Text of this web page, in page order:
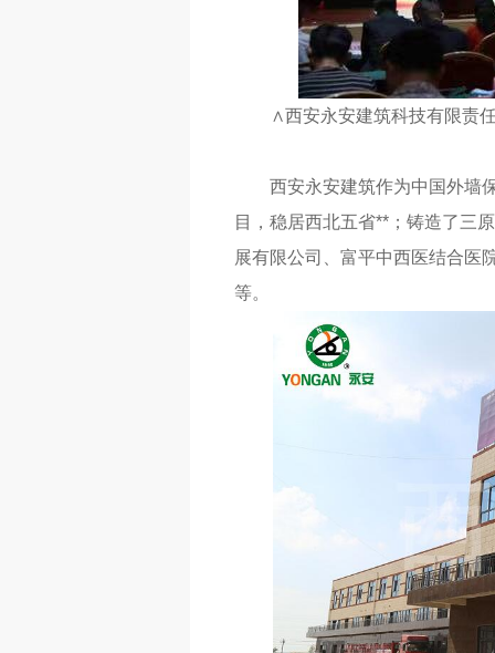
∧西安永安建筑科技有限责
西安永安建筑作为中国外墙
目，稳居西北五省**；铸造了三
展有限公司、富平中西医结合医
等。